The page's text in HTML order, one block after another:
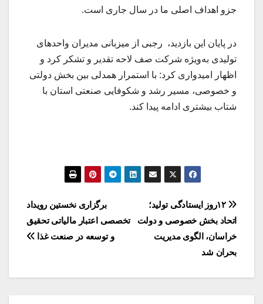
جزو اهداف اصلی ما در سال جاری است.
در پایان این بازدید، رجبی از میزبانی مدیران واحدهای
تولیدی به‌ویژه شرکت صف لاحه تقدیر و تشکر کرد و
اظهار امیدواری کرد: با استمرار همدلی بین بخش دولتی
و خصوصی، مسیر رشد و شکوفایی صنعتی استان با
شتاب بیشتری ادامه پیدا کند.
راهبری
نوشته
برگزاری نخستین رویداد
تخصصی اعتبار مالیاتی تحقیق
و توسعه در صنعت غذا
۱۲روز ایستادگی تولید؛
اتحاد بخش خصوصی و دولت
خراسان، الگوی مدیریت
بحران شد